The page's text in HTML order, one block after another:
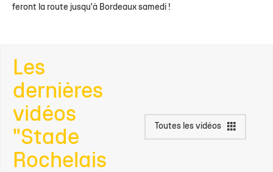
feront la route jusqu'à Bordeaux samedi !
Les
dernières
vidéos
"Stade
Rochelais
Toutes les vidéos